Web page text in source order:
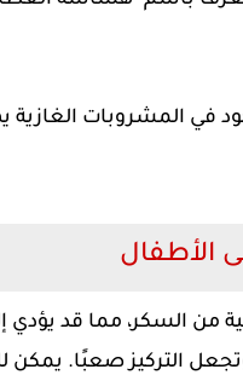
في المشروبات الغازية
الأطفال
من السكر، مما قد يؤدي
التركيز صعبًا. يمكن